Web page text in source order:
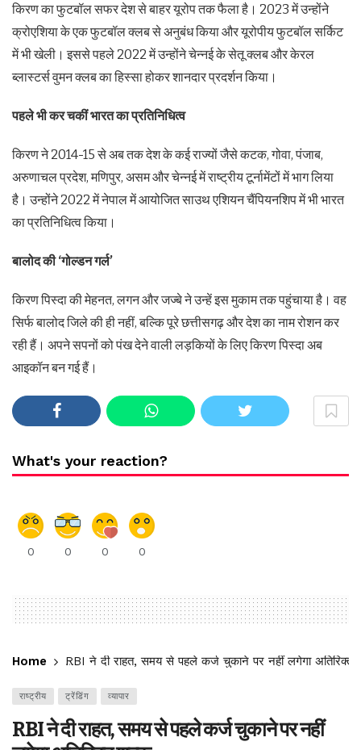
किरण का फुटबॉल सफर देश से बाहर यूरोप तक फैला है। 2023 में उन्होंने
क्रोएशिया के एक फुटबॉल क्लब से अनुबंध किया और यूरोपीय फुटबॉल सर्किट
में भी खेली। इससे पहले 2022 में उन्होंने चेन्नई के सेतू क्लब और केरल
ब्लास्टर्स वुमन क्लब का हिस्सा होकर शानदार प्रदर्शन किया।
पहले भी कर चकीं भारत का प्रतिनिधित्व
किरण ने 2014-15 से अब तक देश के कई राज्यों जैसे कटक, गोवा, पंजाब,
अरुणाचल प्रदेश, मणिपुर, असम और चेन्नई में राष्ट्रीय टूर्नामेंटों में भाग लिया
है। उन्होंने 2022 में नेपाल में आयोजित साउथ एशियन चैंपियनशिप में भी भारत
का प्रतिनिधित्व किया।
बालोद की ‘गोल्डन गर्ल’
किरण पिस्दा की मेहनत, लगन और जज्बे ने उन्हें इस मुकाम तक पहुंचाया है। वह
सिर्फ बालोद जिले की ही नहीं, बल्कि पूरे छत्तीसगढ़ और देश का नाम रोशन कर
रही हैं। अपने सपनों को पंख देने वाली लड़कियों के लिए किरण पिस्दा अब
आइकॉन बन गई हैं।
What's your reaction?
0 0 0 0
Home RBI ने दी राहत, समय से पहले कर्ज चुकाने पर नहीं लगेगा अतिरिक्त
राष्ट्रीय ट्रेंडिंग व्यापार
RBI ने दी राहत, समय से पहले कर्ज चुकाने पर नहीं